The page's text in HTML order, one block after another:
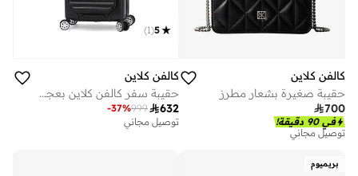
كالفن كلاين
حقيبة صغيرة بشعار مطرز
700
في 90 دقيقة!
توصيل مجاني
5
(
1
)
كالفن كلاين
حقيبة سفر كالفن كلاين بعجلات دوارة صلبة بوصة مع قفل قابلة للتوسيع وخفيفة الوزن
632
999
-37%
توصيل مجاني
بريميوم